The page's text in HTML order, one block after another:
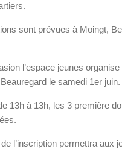
sont prévues à Moingt,
l’espace jeunes
le samedi 1er juin.
13h à 13h, les 3 première
l’inscription permettra aux